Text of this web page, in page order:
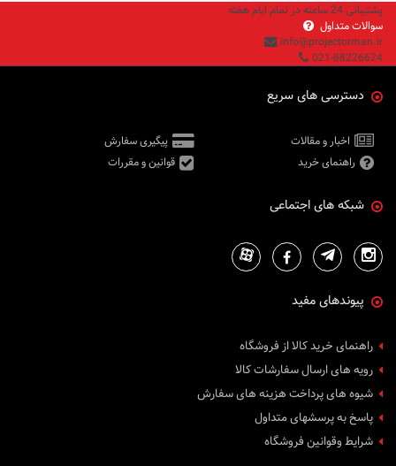
پشتیبانی 24 ساعته در تمام ایام هفته
سوالات متداول
info@projectorman.ir
021-88226624
دسترسی های سریع
اخبار و مقالات
پیگیری سفارش
راهنمای خرید
قوانین و مقررات
شبکه های اجتماعی
پیوندهای مفید
راهنمای خرید کالا از فروشگاه
رویه های ارسال سفارشات کالا
شیوه های پرداخت هزینه های سفارش
پاسخ به پرسشهای متداول
شرایط وقوانین فروشگاه